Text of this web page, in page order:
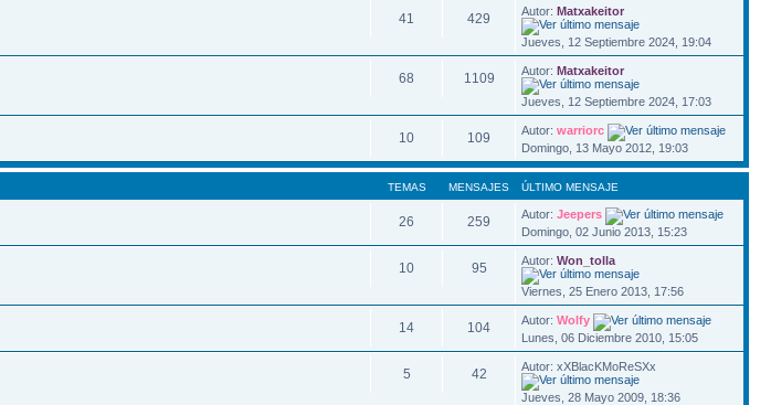
41 429 Autor:Matxakeitor
Jueves, 12 Septiembre 2024, 19:04
68 1109 Autor:Matxakeitor
Jueves, 12 Septiembre 2024, 17:03
10 109 Autor:warriorc
Domingo, 13 Mayo 2012, 19:03
TEMAS MENSAJES ÚLTIMO MENSAJE
26 259 Autor:Jeepers
Domingo, 02 Junio 2013, 15:23
10 95 Autor:Won_tolla
Viernes, 25 Enero 2013, 17:56
14 104 Autor:Wolfy
Lunes, 06 Diciembre 2010, 15:05
5 42 Autor: xXBlacKMoReSXx
Jueves, 28 Mayo 2009, 18:36